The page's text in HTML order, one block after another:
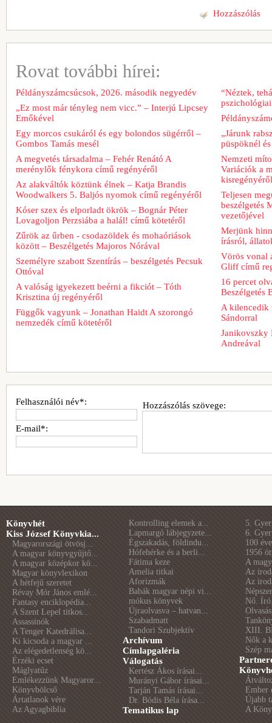
Hozzászólás
Rovat további hírei:
Példányszámcsúcsok, 2026. második negyedév
„Ez most már tényleg nem vicc.” – Interjú Lipcsey
Emőkével
Egy morcos csukáról és egy bolondos sügérről –
Gombos Tamás mesél
A megvetés társadalma – Fehér Renátó A
merénylők fénykora című regényéről
Az alakváltók köztünk élnek – Katja Brandis
Woodwalkers 5. Baljós nyomok című regényéről
Kóser szex és elporladt ökrök – Bognár Péter
Lovagoljon Perzsiába a halál! című kötetéről
Zűrök az űrben - csodazöldek és mohaóriások
között – Beszélgetés Majoros Nórával
Személyre szabott Szentírás – beszélgetés Pecsuk
Ottóval
A valóság igyekezett beérni a fikciót – Tóth
Krisztina új regényéről
Függők vagyunk – Jonathan Haidt A szorongó
nemzedék című kötetéről
“Néztek,
„Járunk
püspöknél
Nemzeti
Variációk a
kisregényéről
Teljesen
beszélgetés
vezetőjével
Merjünk
írásról,
Vörös vonal
Gliff című
16 percet
Beszélgetés
A kilencedik
Sándorral
Janikovszky
Andreával
Hozzászólás szövege:
Felhasználói név*:
E-mail*:
Könyvhét
Kiss József Könyvkia...
Magyarországi ötvösj...
A magyar könyvgyűjtő...
A magyar középkor kö...
Magyar könyvlexikon
A hétfejű szeretet
Révay Mór János emlé...
Fantasy enciklopédia...
A Szent Lepel titkos...
Assassinók
A Tenger Katedrálisa...
Ki kicsoda a magyar ...
Az elégedetlenség kö...
Érzéki ecset
Máglyatűz
Emlékezzünk Magyaror...
Könyvbölcső
Ártatlanok vére
Az Agyagbiblia
Kontrolling elemek a...
Lapmargó lábjegyzete...
Égszakadás, földindu...
Hófehérke és a berli...
Fátima keze
Amelia titkai
Aforizmák
Babák magyar népi vi...
mókus könyvek
Újraolvasva – hatvan...
Szabadmatt
Tandori Szubjektív
Archívum
Címlapgaléria
Válogatás
Kertész Ákos írásai...
Murányi Gábor írásai...
Tarján Tamás írásai...
Dr. Bódis Béla írása...
Tematikus lap
5.
6.
100
1956
A
Az
Az
Nő.
XIII.
Nők a
Szép
Ember
Újabb
A